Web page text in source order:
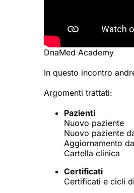
DnaMed Academy
In questo incontro
Argomenti trattati:
Pazienti
Nuovo paziente
Nuovo paziente
Aggiornamento
Cartella clinica
Certificati
Certificati e cicli